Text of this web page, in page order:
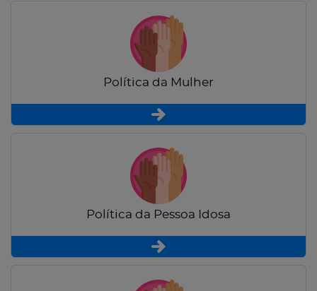
Política da Mulher
Política da Pessoa Idosa